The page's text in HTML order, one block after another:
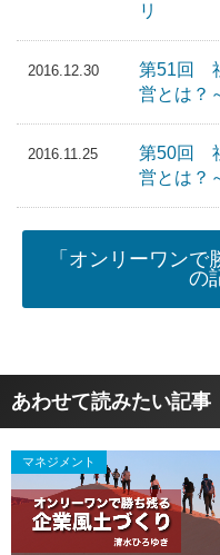
リ
2016.12.30
第51回
営とは？
2016.11.25
第50回
営とは？
「オンリーワンで
の
あわせて読みたい記事
マネジメント